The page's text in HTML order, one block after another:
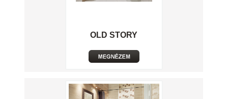
OLD STORY